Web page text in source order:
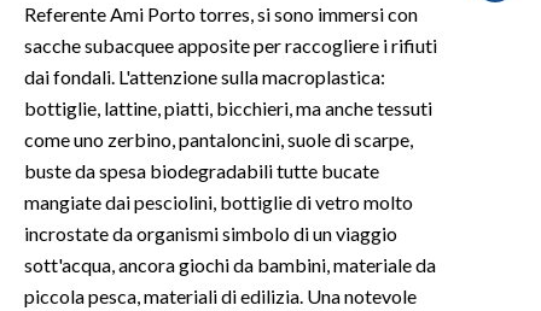
SARDEGNA TURISMO
SARDI NEL MONDO
NOTIZIE
EVENTI
#CARAUNIONE
3 MINUTI CON
Referente Ami Porto torres, si sono immersi con
sacche subacquee apposite per raccogliere i rifiuti
dai fondali. L'attenzione sulla macroplastica:
bottiglie, lattine, piatti, bicchieri, ma anche tessuti
come uno zerbino, pantaloncini, suole di scarpe,
buste da spesa biodegradabili tutte bucate
mangiate dai pesciolini, bottiglie di vetro molto
incrostate da organismi simbolo di un viaggio
sott'acqua, ancora giochi da bambini, materiale da
piccola pesca, materiali di edilizia. Una notevole